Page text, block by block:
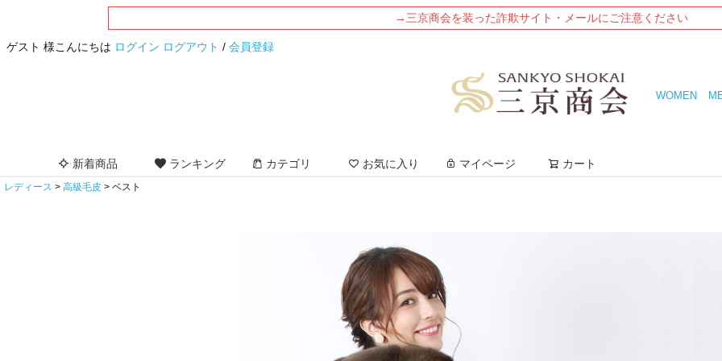
→三京商会を装った詐欺サイト・メールにご注意ください
ゲスト 様こんにちは ログイン ログアウト / 会員登録
WOMEN
新着商品 ランキング カテゴリ お気に入り マイページ カート
レディース 高級毛皮 ベスト